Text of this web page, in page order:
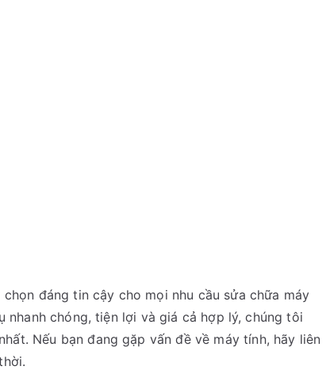
đáng tin cậy cho mọi nhu cầu sửa chữa máy
chóng, tiện lợi và giá cả hợp lý, chúng tôi
Nếu bạn đang gặp vấn đề về máy tính, hãy liên